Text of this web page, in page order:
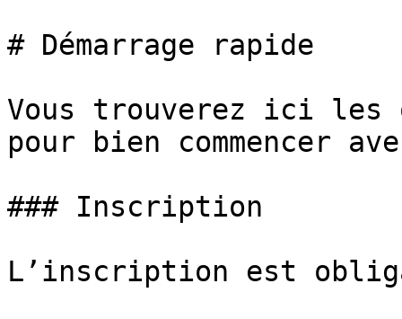
# Démarrage rapide
Vous trouverez ici les
pour bien commencer
### Inscription
L’inscription est